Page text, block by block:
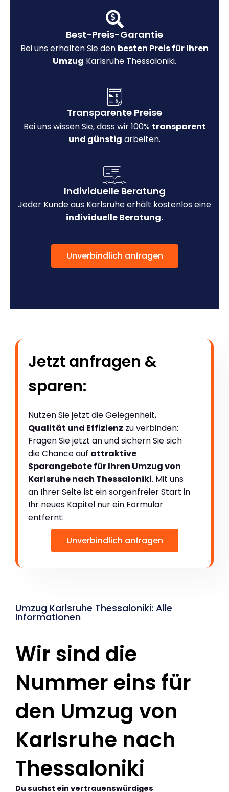
Best-Preis-Garantie
Bei uns erhalten Sie den besten Preis für Ihren
Umzug Karlsruhe Thessaloniki.
Transparente Preise
Bei uns wissen Sie, dass wir 100% transparent
und günstig arbeiten.
Individuelle Beratung
Jeder Kunde aus Karlsruhe erhält kostenlos eine
individuelle Beratung.
Unverbindlich anfragen
Jetzt anfragen &
sparen:
Nutzen Sie jetzt die Gelegenheit,
Qualität und Effizienz zu verbinden:
Fragen Sie jetzt an und sichern Sie sich
die Chance auf attraktive
Sparangebote für Ihren Umzug von
Karlsruhe nach Thessaloniki. Mit uns
an Ihrer Seite ist ein sorgenfreier Start in
Ihr neues Kapitel nur ein Formular
entfernt:
Unverbindlich anfragen
Umzug Karlsruhe Thessaloniki: Alle
Informationen
Wir sind die
Nummer eins für
den Umzug von
Karlsruhe nach
Thessaloniki
Du suchst ein vertrauenswürdiges